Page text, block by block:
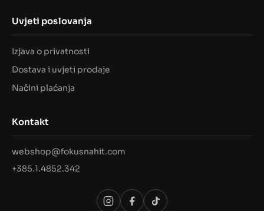
Uvjeti poslovanja
Izjava o privatnosti
Dostava i uvjeti prodaje
Načini plaćanja
Kontakt
webshop@fokusnahit.com
+385.1.4852.342